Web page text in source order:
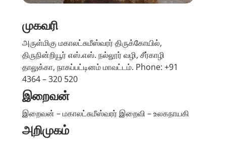
முகவரி
அருள்மிகு மகாலட்சுமீஸ்வரர் திருக்கோயில்,
திருநின்றியூர் எஸ்.எஸ். நல்லூர் வழி, சீர்காழி
தாலுக்கா, நாகப்பட்டினம் மாவட்டம். Phone: +91
4364 – 320 520
இறைவன்
இறைவன் – மகாலட்சுமீஸ்வரர் இறைவி – உலகநாயகி
அறிமுகம்